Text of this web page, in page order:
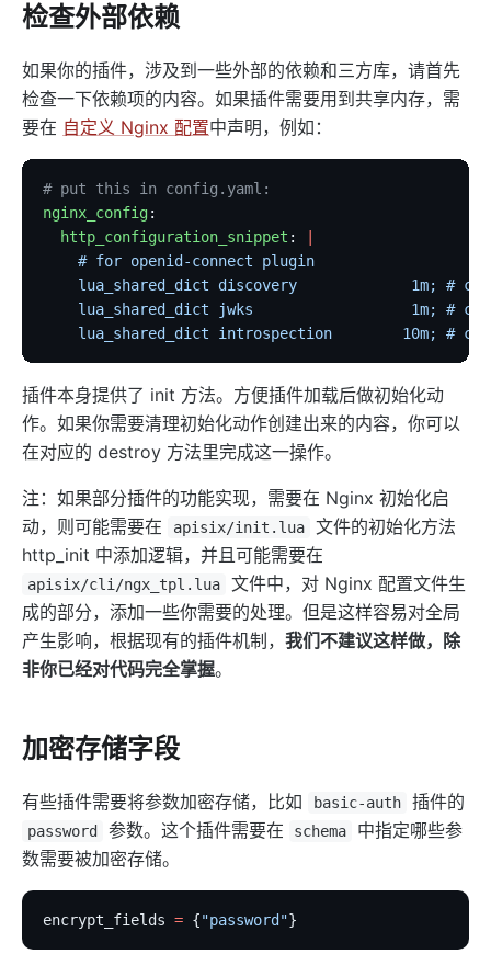
检查外部依赖
如果你的插件，涉及到一些外部的依赖和三方库，请首先
检查一下依赖项的内容。如果插件需要用到共享内存，需
要在 自定义 Nginx 配置中声明，例如：
# put this in config.yaml:
nginx_config:
  http_configuration_snippet
:
    # for openid-connect plugin
lua_shared_dict discovery             1m; #
lua_shared_dict jwks                  1m; #
lua_shared_dict introspection        10m; #
插件本身提供了 init 方法。方便插件加载后做初始化动
作。如果你需要清理初始化动作创建出来的内容，你可以
在对应的 destroy 方法里完成这一操作。
注：如果部分插件的功能实现，需要在 Nginx 初始化启
动，则可能需要在
apisix/init.lua
文件的初始化方法
http_init 中添加逻辑，并且可能需要在
apisix/cli/ngx_tpl.lua
文件中，对 Nginx 配置文件生
成的部分，添加一些你需要的处理。但是这样容易对全局
产生影响，根据现有的插件机制， 我们不建议这样做，除
非你已经对代码完全掌握。
加密存储字段
有些插件需要将参数加密存储，比如 basic-auth 插件的
password 参数。这个插件需要在 schema
中指定哪些参
数需要被加密存储。
encrypt_fields = {"password"}